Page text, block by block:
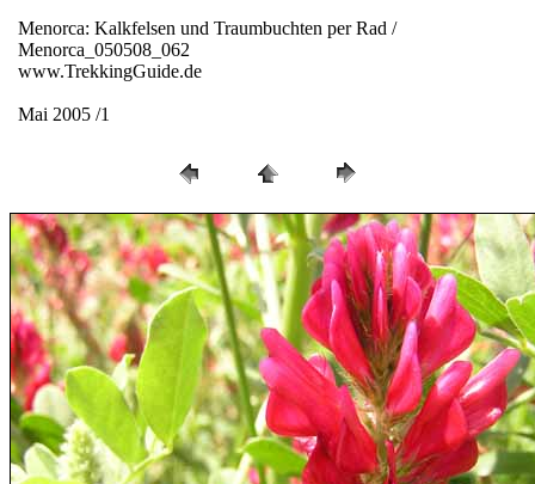
Menorca: Kalkfelsen und Traumbuchten per Rad /
Menorca_050508_062
www.TrekkingGuide.de
Mai 2005 /1